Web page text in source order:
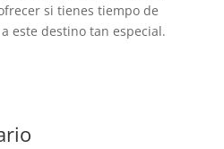
si tienes tiempo de
este destino tan especial.